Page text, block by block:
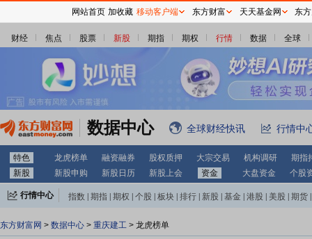
财经 焦点 股票 新股 期指 期权 行情 数据 全球
数据中心 全球财经快讯 行情中
特色 龙虎榜单 融资融券 股权质押 大宗交易 机构调研
期指
新股
新股申购 新股日历 新股上会 资金 大盘资金 个股
行情中心 指数 期指 期权 个股 板块 排行 新股 基金 港股 美股 期货
东方财富网 > 数据中心 > 重庆建工 > 龙虎榜单
网站首页 加收藏 移动客户端 东方财富 天天基金网 东